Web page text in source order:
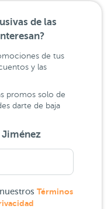
de las
de tus
y las
promos solo de
darte de baja
Jiménez
Términos